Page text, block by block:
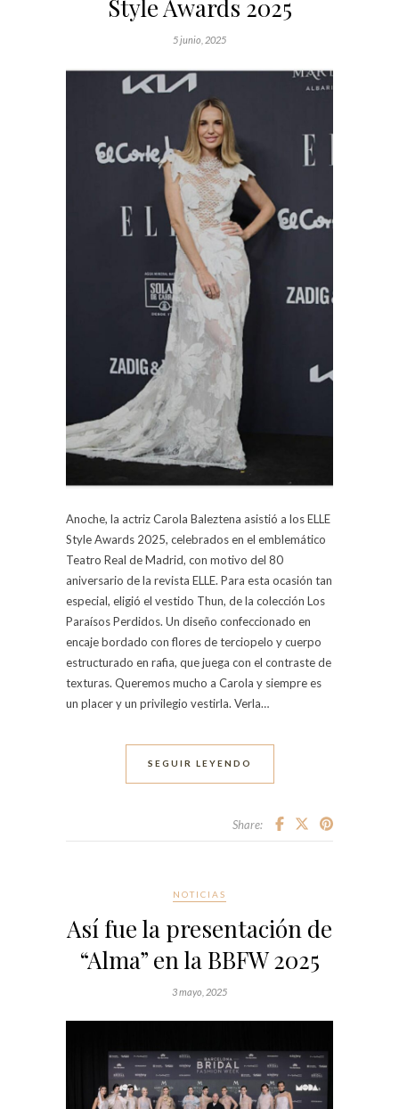
Style Awards 2025
5 junio, 2025
Anoche, la actriz Carola Baleztena asistió a los ELLE
Style Awards 2025, celebrados en el emblemático
Teatro Real de Madrid, con motivo del 80
aniversario de la revista ELLE. Para esta ocasión tan
especial, eligió el vestido Thun, de la colección Los
Paraísos Perdidos. Un diseño confeccionado en
encaje bordado con flores de terciopelo y cuerpo
estructurado en rafia, que juega con el contraste de
texturas. Queremos mucho a Carola y siempre es
un placer y un privilegio vestirla. Verla…
SEGUIR LEYENDO
Share:
NOTICIAS
Así fue la presentación de
“Alma” en la BBFW 2025
3 mayo, 2025